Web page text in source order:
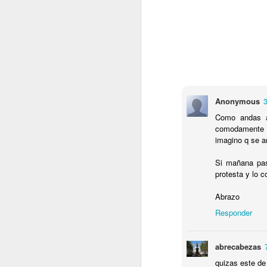
Anonymous
Como
imagino q se
Si mañana
protesta y lo
Abrazo
Responder
abrecabezas
quizas este